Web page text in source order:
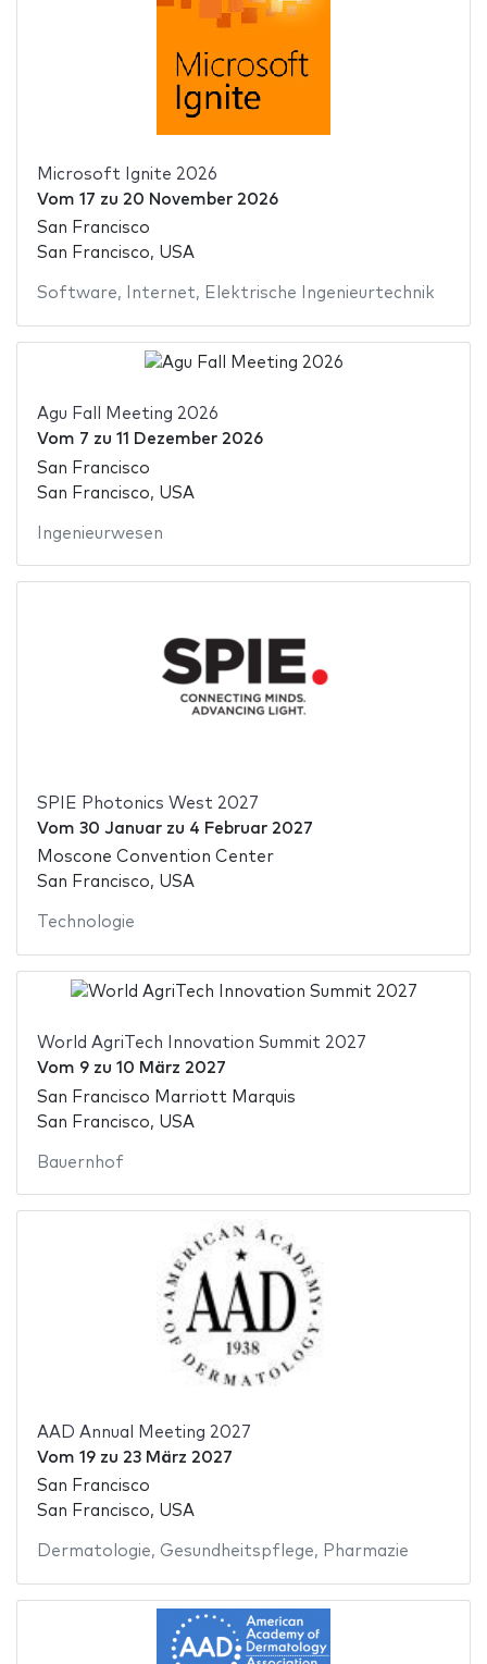
Microsoft Ignite 2026
Vom 17 zu 20 November 2026
San Francisco
San Francisco, USA
Software, Internet, Elektrische Ingenieurtechnik
Agu Fall Meeting 2026
Vom 7 zu 11 Dezember 2026
San Francisco
San Francisco, USA
Ingenieurwesen
SPIE Photonics West 2027
Vom 30 Januarzu 4 Februar 2027
Moscone Convention Center
San Francisco, USA
Technologie
World AgriTech Innovation Summit 2027
Vom 9zu 10 März 2027
San Francisco Marriott Marquis
San Francisco, USA
Bauernhof
AAD Annual Meeting 2027
Vom 19zu 23 März 2027
San Francisco
San Francisco, USA
Dermatologie, Gesundheitspflege, Pharmazie